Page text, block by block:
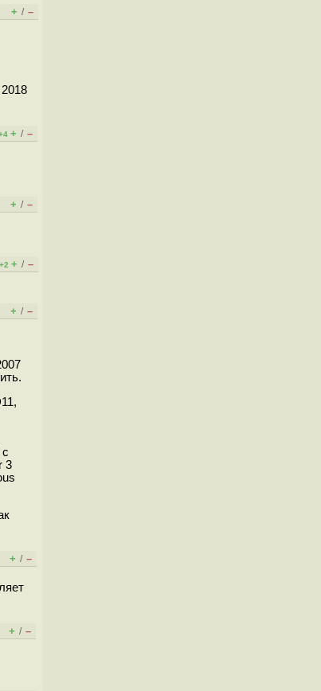
+ / –
+ / –
+ / –
+2 + / –
+ / –
3
+ / –
+ / –